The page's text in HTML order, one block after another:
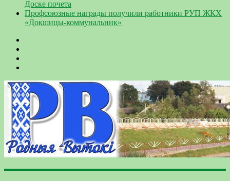
Доске почета
Профсоюзные награды получили работники РУП ЖКХ
«Докшицы-коммунальник»